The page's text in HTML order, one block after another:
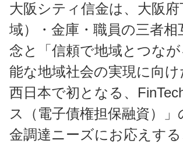
大阪シティ信金は、大阪
域）・金庫・職員の三者
念と「信頼で地域とつな
能な地域社会の実現に向
西日本で初となる、
ス（電子債権担保融資）
金調達ニーズにお応えす